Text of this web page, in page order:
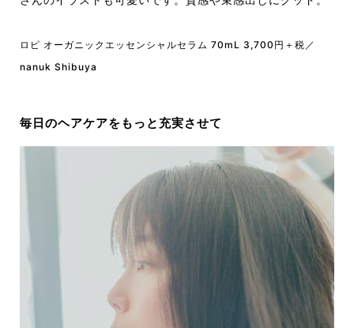
ロピ オーガニックエッセンシャルセラム 70mL 3,700円＋税／
nanuk Shibuya
毎日のヘアケアをもっと充実させて